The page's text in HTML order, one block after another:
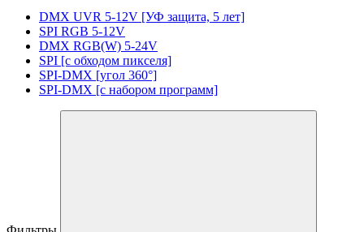
DMX UVR 5-12V [УФ защита, 5 лет]
SPI RGB 5-12V
DMX RGB(W) 5-24V
SPI [с обходом пикселя]
SPI-DMX [угол 360°]
SPI-DMX [с набором программ]